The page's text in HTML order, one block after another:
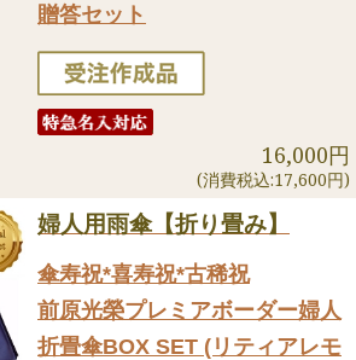
贈答セット
16,000円
(消費税込:17,600円)
婦人用雨傘【折り畳み】
傘寿祝*喜寿祝*古稀祝
前原光榮プレミアボーダー婦人
折畳傘BOX SET (リティアレモ